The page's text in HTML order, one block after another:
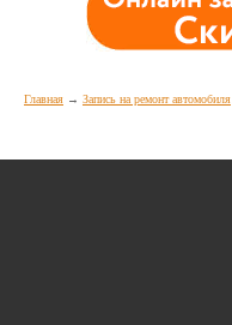
Главная Запись на ремонт автомобиля